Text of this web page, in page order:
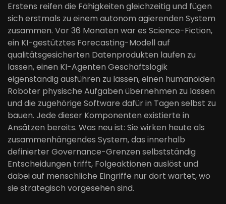
Erstens reifen die Fähigkeiten gleichzeitig und fügen
sich erstmals zu einem autonom agierenden System
zusammen. Vor 36 Monaten war es Science-Fiction,
ein KI-gestütztes Forecasting-Modell auf
qualitätsgesicherten Datenprodukten laufen zu
lassen, einen KI-Agenten Geschäftslogik
eigenständig ausführen zu lassen, einen humanoiden
Roboter physische Aufgaben übernehmen zu lassen
und die zugehörige Software dafür in Tagen selbst zu
bauen. Jede dieser Komponenten existierte in
Ansätzen bereits. Was neu ist: Sie wirken heute als
zusammenhängendes System, das innerhalb
definierter Governance-Grenzen selbstständig
Entscheidungen trifft, Folgeaktionen auslöst und
dabei auf menschliche Eingriffe nur dort wartet, wo
sie strategisch vorgesehen sind.